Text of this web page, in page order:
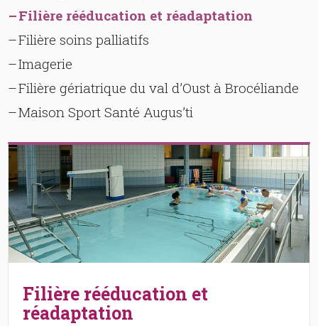
Filière rééducation et réadaptation
Filière soins palliatifs
Imagerie
Filière gériatrique du val d’Oust à Brocéliande
Maison Sport Santé Augus’ti
Filière rééducation et
réadaptation